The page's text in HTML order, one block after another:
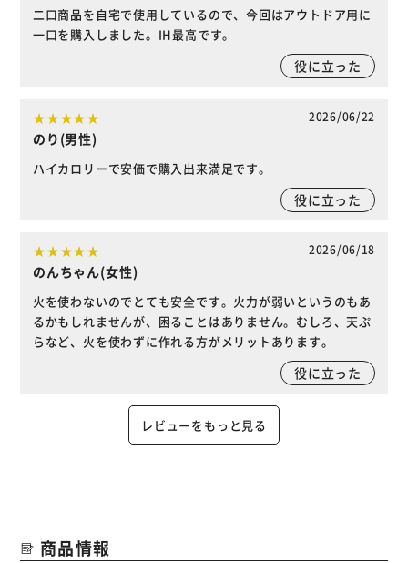
二口商品を自宅で使用しているので、今回はアウトドア用に
一口を購入しました。IH最高です。
役に立った
2026/06/22
のり(男性)
ハイカロリーで安価で購入出来満足です。
役に立った
2026/06/18
のんちゃん(女性)
火を使わないのでとても安全です。火力が弱いというのもあ
るかもしれませんが、困ることはありません。むしろ、天ぷ
らなど、火を使わずに作れる方がメリットあります。
役に立った
レビューをもっと見る
商品情報